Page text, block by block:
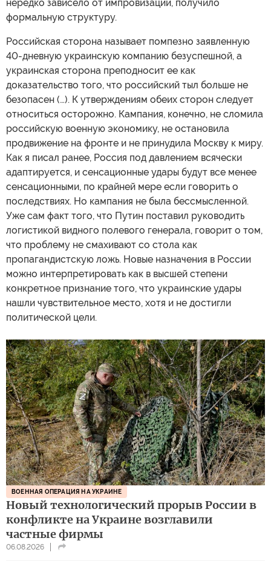
нередко зависело от импровизации, получило
формальную структуру.
Российская сторона называет помпезно заявленную
40-дневную украинскую компанию безуспешной, а
украинская сторона преподносит ее как
доказательство того, что российский тыл больше не
безопасен (…). К утверждениям обеих сторон следует
относиться осторожно. Кампания, конечно, не сломила
российскую военную экономику, не остановила
продвижение на фронте и не принудила Москву к миру.
Как я писал ранее, Россия под давлением всячески
адаптируется, и сенсационные удары будут все менее
сенсационными, по крайней мере если говорить о
последствиях. Но кампания не была бессмысленной.
Уже сам факт того, что Путин поставил руководить
логистикой видного полевого генерала, говорит о том,
что проблему не смахивают со стола как
пропагандистскую ложь. Новые назначения в России
можно интерпретировать как в высшей степени
конкретное признание того, что украинские удары
нашли чувствительное место, хотя и не достигли
политической цели.
ВОЕННАЯ ОПЕРАЦИЯ НА УКРАИНЕ
Новый технологический прорыв России в
конфликте на Украине возглавили
частные фирмы
06.08.2026